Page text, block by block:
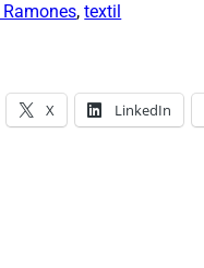
Ramones,textil
X LinkedIn